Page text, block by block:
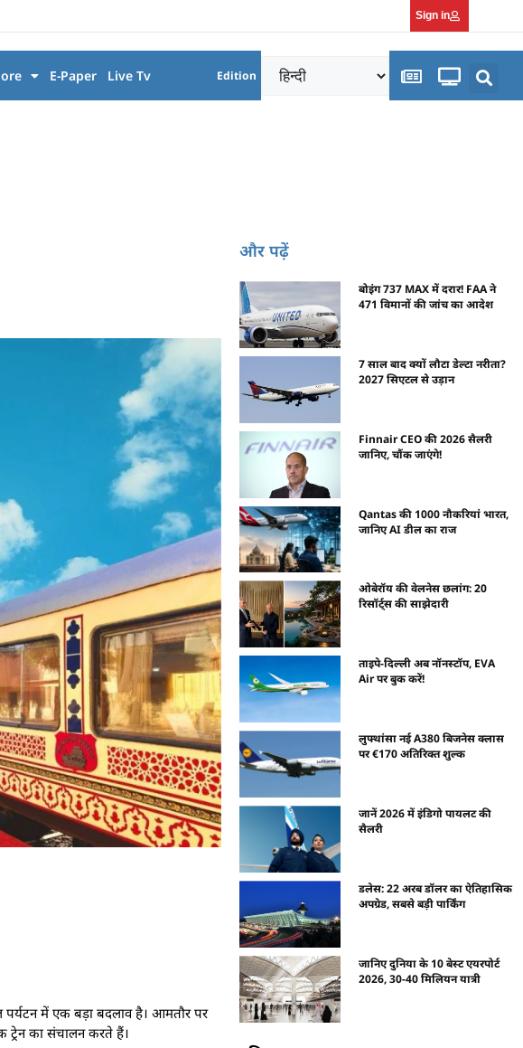
Sign in
E-Paper Live Tv Edition
पर्यटन में एक बड़ा बदलाव है। आमतौर पर
ट्रेन का संचालन करते हैं।
और पढ़ें
बोइंग 737 MAX में दरार! FAA ने
471 विमानों की जांच का आदेश
7 साल बाद क्यों लौटा डेल्टा नरीता?
2027 सिएटल से उड़ान
Finnair CEO की 2026 सैलरी
जानिए, चौंक जाएंगे!
Qantas की 1000 नौकरियां भारत,
जानिए AI डील का राज
ओबेरॉय की वेलनेस छलांग: 20
रिसॉर्ट्स की साझेदारी
ताइपे-दिल्ली अब नॉनस्टॉप, EVA
Air पर बुक करें!
लुफ्थांसा नई A380 बिजनेस क्लास
पर €170 अतिरिक्त शुल्क
जानें 2026 में इंडिगो पायलट की
सैलरी
डलेस: 22 अरब डॉलर का ऐतिहासिक
अपग्रेड, सबसे बड़ी पार्किंग
जानिए दुनिया के 10 बेस्ट एयरपोर्ट
2026, 30-40 मिलियन यात्री